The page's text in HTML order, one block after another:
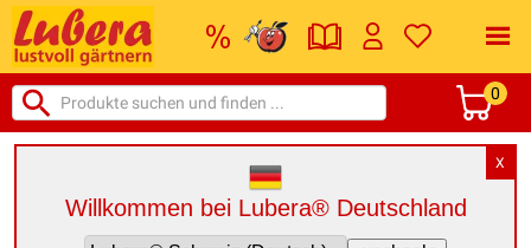
0
X
Willkommen bei Lubera® Deutschland